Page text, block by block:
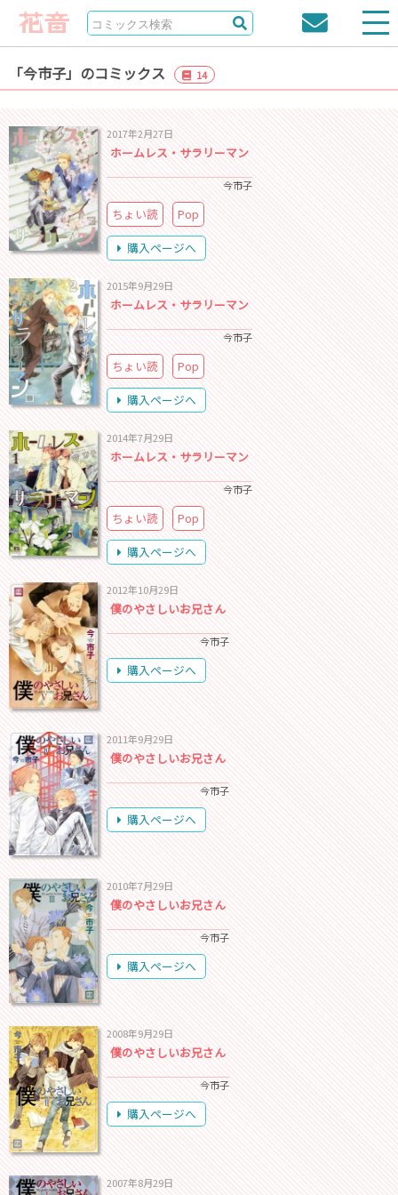
「今市子」のコミックス 14
2017年2月27日
ホームレス・サラリーマン
今市子
ちょい読
Pop
購入ページへ
2015年9月29日
ホームレス・サラリーマン
今市子
ちょい読
Pop
購入ページへ
2014年7月29日
ホームレス・サラリーマン
今市子
ちょい読
Pop
購入ページへ
2012年10月29日
僕のやさしいお兄さん
今市子
購入ページへ
2011年9月29日
僕のやさしいお兄さん
今市子
購入ページへ
2010年7月29日
僕のやさしいお兄さん
今市子
購入ページへ
2008年9月29日
僕のやさしいお兄さん
今市子
購入ページへ
2007年8月29日